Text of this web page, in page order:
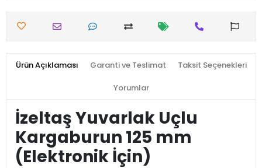
Ürün Açıklaması Garanti ve Teslimat Taksit Seçenekleri
Yorumlar
İzeltaş Yuvarlak Uçlu
Kargaburun 125 mm
(Elektronik İçin)